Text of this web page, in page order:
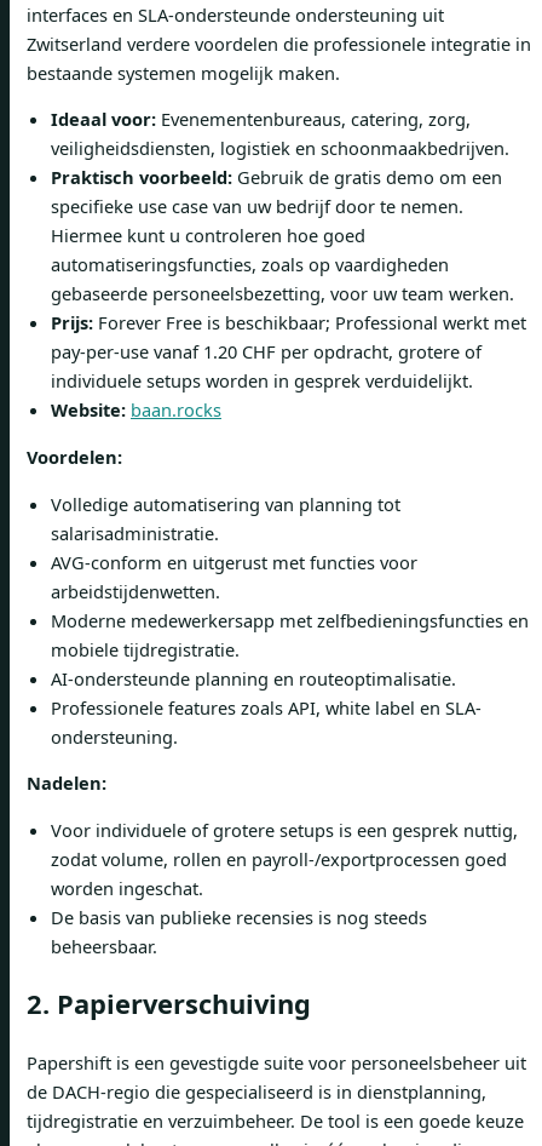
interfaces en SLA-ondersteunde ondersteuning uit
Zwitserland verdere voordelen die professionele integratie in
bestaande systemen mogelijk maken.
Ideaal voor: Evenementenbureaus, catering, zorg,
veiligheidsdiensten, logistiek en schoonmaakbedrijven.
Praktisch voorbeeld: Gebruik de gratis demo om een ​​
specifieke use case van uw bedrijf door te nemen.
Hiermee kunt u controleren hoe goed
automatiseringsfuncties, zoals op vaardigheden
gebaseerde personeelsbezetting, voor uw team werken.
Prijs: Forever Free is beschikbaar; Professional werkt met
pay-per-use vanaf 1.20 CHF per opdracht, grotere of
individuele setups worden in gesprek verduidelijkt.
Website: baan.rocks
Voordelen:
Volledige automatisering van planning tot
salarisadministratie.
AVG-conform en uitgerust met functies voor
arbeidstijdenwetten.
Moderne medewerkersapp met zelfbedieningsfuncties en
mobiele tijdregistratie.
AI-ondersteunde planning en routeoptimalisatie.
Professionele features zoals API, white label en SLA-
ondersteuning.
Nadelen:
Voor individuele of grotere setups is een gesprek nuttig,
zodat volume, rollen en payroll-/exportprocessen goed
worden ingeschat.
De basis van publieke recensies is nog steeds
beheersbaar.
2. Papierverschuiving
Papershift is een gevestigde suite voor personeelsbeheer uit
de DACH-regio die gespecialiseerd is in dienstplanning,
tijdregistratie en verzuimbeheer. De tool is een goede keuze